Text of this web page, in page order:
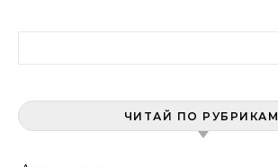
ЧИТАЙ ПО РУБРИКАМ